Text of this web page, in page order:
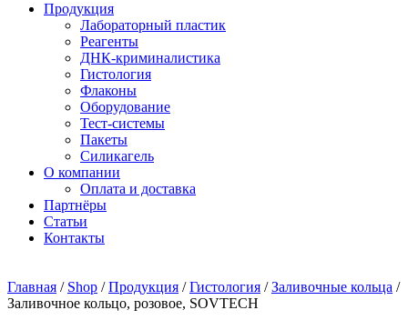
Продукция
Лабораторный пластик
Реагенты
ДНК-криминалистика
Гистология
Флаконы
Оборудование
Тест-системы
Пакеты
Силикагель
О компании
Оплата и доставка
Партнёры
Статьи
Контакты
Главная / Shop /Продукция /Гистология /Заливочные кольца /
Заливочное кольцо, розовое, SOVTECH